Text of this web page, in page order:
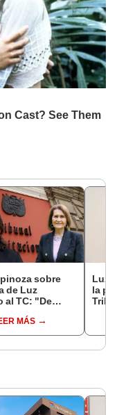
sobre
de Luz
al TC: "De
el puesto"
MÁS
Luz
la